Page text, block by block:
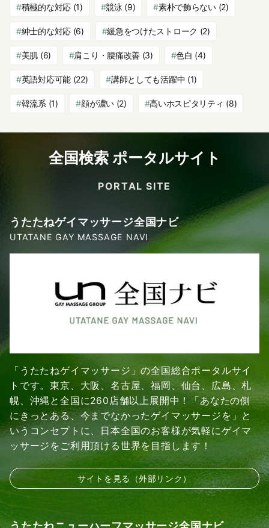
積極的な対応(1) 競泳 (9) 素朴で飾らない(2)
紳士的な対応(6) 緩急をつけたストローク (2)
美肌 (6) 肩こり・腰痛改善 (3) 色白 (4)
英語対応可能(22) 講師としても活躍中 (1)
韓流系 (1) 顔が濃い(2) 高いホスピタリティ (8)
全国検索 ポータルサイト
PORTAL SITE
うたたねゲイマッサージ全国ナビ
UTATANE GAY MASSAGE NAVI
「うたたねゲイマッサージ」の全国総合ポータルサイ
トです。東京、大阪、名古屋、福岡、仙台、広島、札
幌、沖縄と全国に260店舗以上展開中！「あなたの側
にきっとある、今までなかったゲイマッサージを」と
いうコンセプトに、日本全国のお客様が気軽にゲイマ
ッサージをご利用頂ける世界を目指します！
サイトを見る（外部リンク）